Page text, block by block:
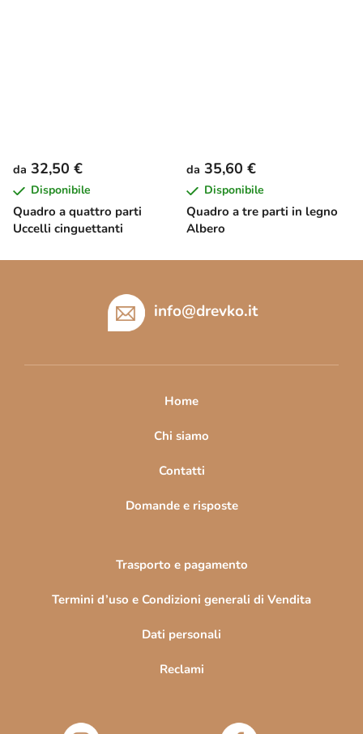
Quadro a quattro parti
Uccelli cinguettanti
da 32,50 €
Disponibile
Quadro a tre parti in legno
Albero
da 35,60 €
Disponibile
info@drevko.it
Home
Chi siamo
Contatti
Domande e risposte
Trasporto e pagamento
Termini d’uso e Condizioni generali di Vendita
Dati personali
Reclami